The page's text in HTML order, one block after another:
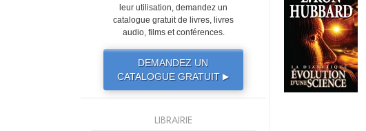
leur utilisation, demandez un
catalogue gratuit de livres, livres
audio, films et conférences.
DEMANDEZ UN
CATALOGUE GRATUIT▶
LIBRAIRIE